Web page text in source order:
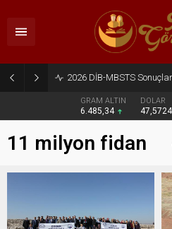
2026 DİB-MBSTS
GRAM ALTIN
6.485,34
DOLAR
47,5724
11 milyon fidan